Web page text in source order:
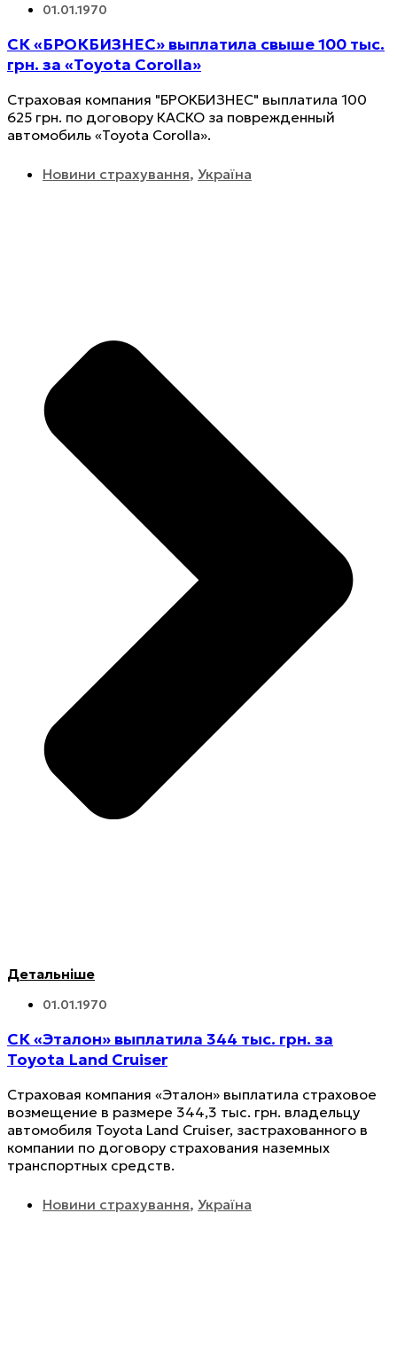
01.01.1970
СК «БРОКБИЗНЕС» выплатила свыше 100 тыс.
грн. за «Toyota Corolla»
Страховая компания "БРОКБИЗНЕС" выплатила 100
625 грн. по договору КАСКО за поврежденный
автомобиль «Toyota Corolla».
Новини страхування, Україна
Детальніше
01.01.1970
CК «Эталон» выплатила 344 тыс. грн. за
Toyota Land Cruiser
Страховая компания «Эталон» выплатила страховое
возмещение в размере 344,3 тыс. грн. владельцу
автомобиля Toyota Land Cruiser, застрахованного в
компании по договору страхования наземных
транспортных средств.
Новини страхування, Україна